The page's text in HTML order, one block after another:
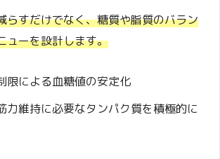
らすだけでなく、糖質や脂質のバラン
ューを設計します。
限による血糖値の安定化
力維持に必要なタンパク質を積極的に